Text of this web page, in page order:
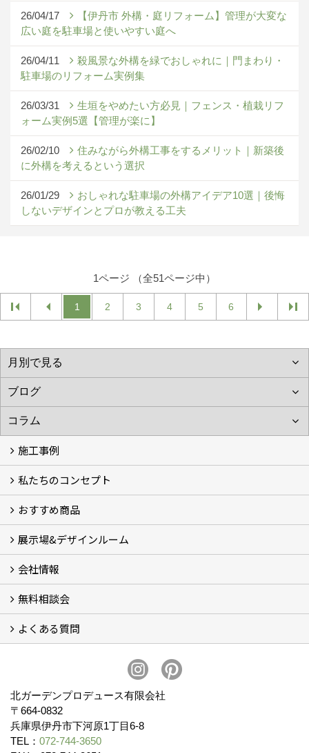
26/04/17
【伊丹市 外構・庭リフォーム】管理が大変な
広い庭を駐車場と使いやすい庭へ
26/04/11
殺風景な外構を緑でおしゃれに｜門まわり・
駐車場のリフォーム実例集
26/03/31
生垣をやめたい方必見｜フェンス・植栽リフ
ォーム実例5選【管理が楽に】
26/02/10
住みながら外構工事をするメリット｜新築後
に外構を考えるという選択
26/01/29
おしゃれな駐車場の外構アイデア10選｜後悔
しないデザインとプロが教える工夫
1ページ （全51ページ中）
1 2 3 4 5 6
施工事例
施工事例
お客様の声 (46)
私たちのコンセプト
コンセプト
完成までの流れ
お庭のメンテナンスについて
おすすめ商品
オリジナル帆布のサイクルポート
NEW スマートサイクルポート
おしゃれな物置 (8)
門扉 (6)
ウッドフェンス (16)
アイアンの商品 (6)
ガーデニング雑貨 (3)
ガーデン書&ガーデンアート
こだわりのオリジナル商品 一覧
おすすめの植物 (29)
箱庭ガーデン
ポット苗
展示場&デザインルーム
展示場&デザインルーム
会社情報
会社概要
スタッフ紹介 (11)
ブログ
コラム
アクセス
求人募集
無料相談会
無料相談会
よくある質問
アフターサービス・アフターメンテナンスについて (3)
北ガーデンプロデュース有限会社
〒664-0832
兵庫県伊丹市下河原1丁目6-8
TEL： 072-744-3650